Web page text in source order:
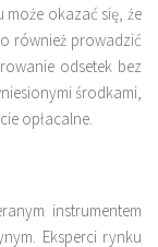
okazać się, że
również prowadzić
odsetek bez
środkami,
opłacalne.
instrumentem
Eksperci rynku